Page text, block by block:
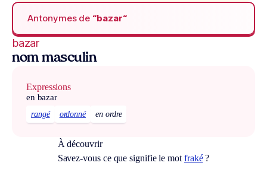
Antonymes de “bazar“
bazar
nom masculin
Expressions
en bazar
rangé ordonné en ordre
À découvrir
Savez-vous ce que signifie le mot fraké?